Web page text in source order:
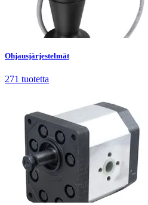
Ohjausjärjestelmät 271
Ohjausjärjestelmät
271 tuotetta
Pumput ja koneikot 414 tuotetta